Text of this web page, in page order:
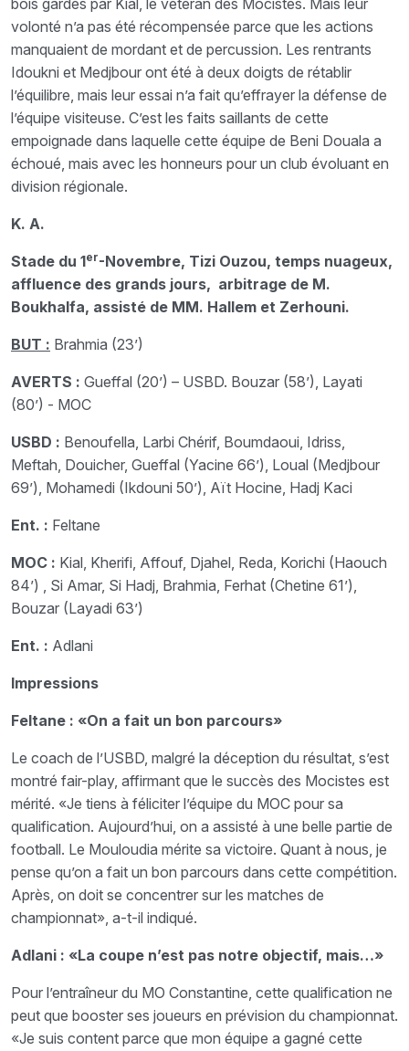
bois gardés par Kial, le vétéran des Mocistes. Mais leur
volonté n’a pas été récompensée parce que les actions
manquaient de mordant et de percussion. Les rentrants
Idoukni et Medjbour ont été à deux doigts de rétablir
l’équilibre, mais leur essai n’a fait qu’effrayer la défense de
l’équipe visiteuse. C’est les faits saillants de cette
empoignade dans laquelle cette équipe de Beni Douala a
échoué, mais avec les honneurs pour un club évoluant en
division régionale.
K. A.
Stade du 1er-Novembre, Tizi Ouzou, temps nuageux,
affluence des grands jours, arbitrage de M.
Boukhalfa, assisté de MM. Hallem et Zerhouni.
BUT : Brahmia (23’)
AVERTS : Gueffal (20’) – USBD. Bouzar (58’), Layati
(80’) - MOC
USBD : Benoufella, Larbi Chérif, Boumdaoui, Idriss,
Meftah, Douicher, Gueffal (Yacine 66’), Loual (Medjbour
69’), Mohamedi (Ikdouni 50’), Aït Hocine, Hadj Kaci
Ent. : Feltane
MOC : Kial, Kherifi, Affouf, Djahel, Reda, Korichi (Haouch
84’) , Si Amar, Si Hadj, Brahmia, Ferhat (Chetine 61’),
Bouzar (Layadi 63’)
Ent. : Adlani
Impressions
Feltane : «On a fait un bon parcours»
Le coach de l’USBD, malgré la déception du résultat, s’est
montré fair-play, affirmant que le succès des Mocistes est
mérité. «Je tiens à féliciter l’équipe du MOC pour sa
qualification. Aujourd’hui, on a assisté à une belle partie de
football. Le Mouloudia mérite sa victoire. Quant à nous, je
pense qu’on a fait un bon parcours dans cette compétition.
Après, on doit se concentrer sur les matches de
championnat», a-t-il indiqué.
Adlani : «La coupe n’est pas notre objectif, mais…»
Pour l’entraîneur du MO Constantine, cette qualification ne
peut que booster ses joueurs en prévision du championnat.
«Je suis content parce que mon équipe a gagné cette